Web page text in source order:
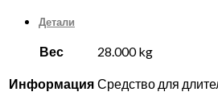
Детали
Вес 28.000 kg
Информация Средство для